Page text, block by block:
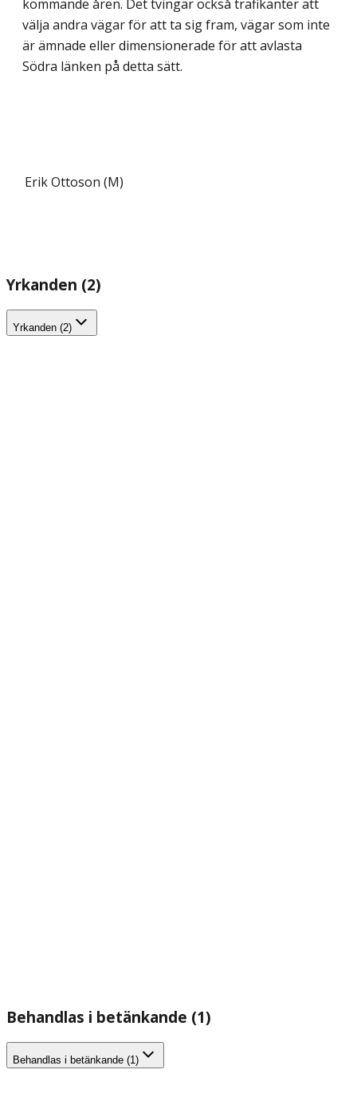
kommande åren. Det tvingar också trafikanter att
välja andra vägar för att ta sig fram, vägar som inte
är ämnade eller dimensionerade för att avlasta
Södra länken på detta sätt.
Erik Ottoson (M)
Yrkanden (2)
Yrkanden (2)
Behandlas i betänkande (1)
Behandlas i betänkande (1)